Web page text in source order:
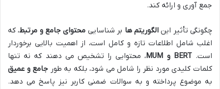
جمع آوری و ارائه کند.
چگونگی تأثیر اینالگوریتم ها بر شناسایی محتوای جامع و مرتبط، که
اغلب شامل اطلاعات تازه و کامل است، از اهمیت بالایی برخوردار
است.BERT و MUM
، محتوایی را تشخیص می دهند که نه تنها
کلمات کلیدی مورد نظر را شامل می شود، بلکه به طور جامع و عمیق
به موضوع پرداخته و به سوالات ضمنی کاربر نیز پاسخ می دهد.